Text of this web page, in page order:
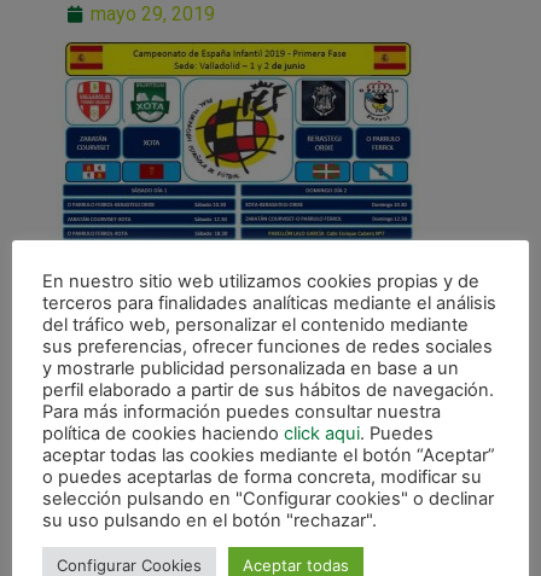
mayo 29, 2019
ANTERIOR
Osasuna Xota Infantil disputa la Fase Previa del Campeonato de España en Valladolid
CALENDARIO DE LIGA
En nuestro sitio web utilizamos cookies propias y de
terceros para finalidades analíticas mediante el análisis
del tráfico web, personalizar el contenido mediante
sus preferencias, ofrecer funciones de redes sociales
y mostrarle publicidad personalizada en base a un
perfil elaborado a partir de sus hábitos de navegación.
Para más información puedes consultar nuestra
política de cookies haciendo click aqui. Puedes
aceptar todas las cookies mediante el botón “Aceptar”
o puedes aceptarlas de forma concreta, modificar su
selección pulsando en "Configurar cookies" o declinar
su uso pulsando en el botón "rechazar".
Configurar Cookies Aceptar todas